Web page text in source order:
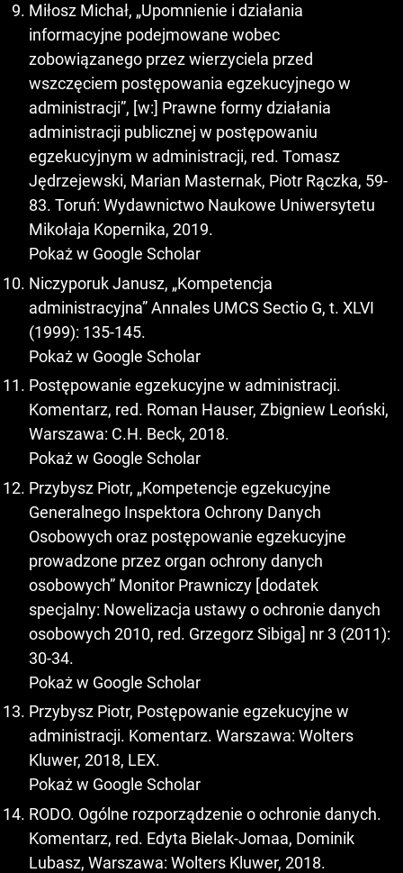
Miłosz Michał, „Upomnienie i działania
informacyjne podejmowane wobec
zobowiązanego przez wierzyciela przed
wszczęciem postępowania egzekucyjnego w
administracji”, [w:] Prawne formy działania
administracji publicznej w postępowaniu
egzekucyjnym w administracji, red. Tomasz
Jędrzejewski, Marian Masternak, Piotr Rączka, 59-
83. Toruń: Wydawnictwo Naukowe Uniwersytetu
Mikołaja Kopernika, 2019.
Pokaż w Google Scholar
Niczyporuk Janusz, „Kompetencja
administracyjna” Annales UMCS Sectio G, t. XLVI
(1999): 135-145.
Pokaż w Google Scholar
Postępowanie egzekucyjne w administracji.
Komentarz, red. Roman Hauser, Zbigniew Leoński,
Warszawa: C.H. Beck, 2018.
Pokaż w Google Scholar
Przybysz Piotr, „Kompetencje egzekucyjne
Generalnego Inspektora Ochrony Danych
Osobowych oraz postępowanie egzekucyjne
prowadzone przez organ ochrony danych
osobowych” Monitor Prawniczy [dodatek
specjalny: Nowelizacja ustawy o ochronie danych
osobowych 2010, red. Grzegorz Sibiga] nr 3 (2011):
30-34.
Pokaż w Google Scholar
Przybysz Piotr, Postępowanie egzekucyjne w
administracji. Komentarz. Warszawa: Wolters
Kluwer, 2018, LEX.
Pokaż w Google Scholar
RODO. Ogólne rozporządzenie o ochronie danych.
Komentarz, red. Edyta Bielak-Jomaa, Dominik
Lubasz, Warszawa: Wolters Kluwer, 2018.